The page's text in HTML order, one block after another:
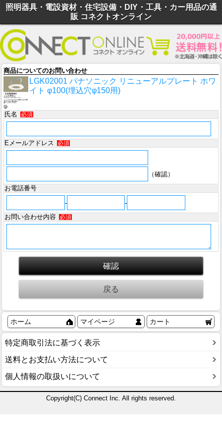
照明器具・電設資材・住宅設備・DIY・工具・カー用品の通
販 コネクトオンライン
商品についてのお問い合わせ
LGK02001 パナソニック リニューアルプレート ホワ
イト φ100(埋込穴φ150用)
氏名 必須
Eメールアドレス 必須
（確認）
お電話番号
-
-
お問い合わせ内容
必須
ホーム マイページ カート
特定商取引法に基づく表示
送料とお支払い方法について
個人情報の取扱いについて
Copyright(C) Connect Inc. All rights reserved.